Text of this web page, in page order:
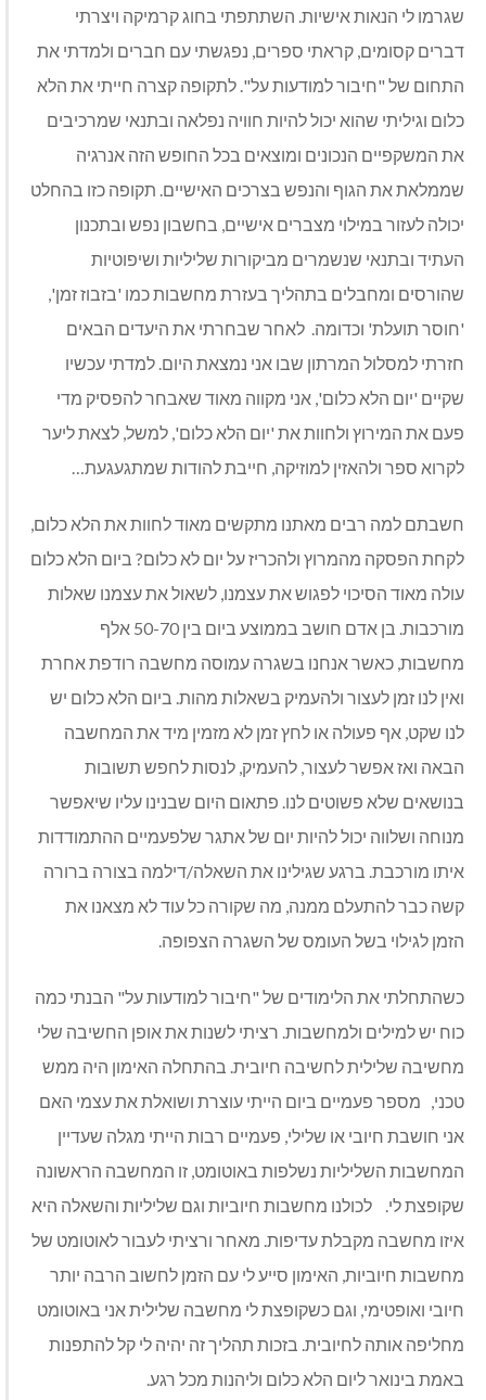
שגרמו לי הנאות אישיות. השתתפתי בחוג קרמיקה ויצרתי
דברים קסומים, קראתי ספרים, נפגשתי עם חברים ולמדתי את
התחום של "חיבור למודעות על". לתקופה קצרה חייתי את הלא
כלום וגיליתי שהוא יכול להיות חוויה נפלאה ובתנאי שמרכיבים
את המשקפיים הנכונים ומוצאים בכל החופש הזה אנרגיה
שממלאת את הגוף והנפש בצרכים האישיים. תקופה כזו בהחלט
יכולה לעזור במילוי מצברים אישיים, בחשבון נפש ובתכנון
העתיד ובתנאי שנשמרים מביקורות שליליות ושיפוטיות
שהורסים ומחבלים בתהליך בעזרת מחשבות כמו 'בזבוז זמן',
'חוסר תועלת' וכדומה. לאחר שבחרתי את היעדים הבאים
חזרתי למסלול המרתון שבו אני נמצאת היום. למדתי עכשיו
שקיים 'יום הלא כלום', אני מקווה מאוד שאבחר להפסיק מדי
פעם את המירוץ ולחוות את 'יום הלא כלום', למשל, לצאת ליער
לקרוא ספר ולהאזין למוזיקה, חייבת להודות שמתגעגעת…
חשבתם למה רבים מאתנו מתקשים מאוד לחוות את הלא כלום,
לקחת הפסקה מהמרוץ ולהכריז על יום לא כלום? ביום הלא כלום
עולה מאוד הסיכוי לפגוש את עצמנו, לשאול את עצמנו שאלות
מורכבות. בן אדם חושב בממוצע ביום בין 50-70 אלף
מחשבות, כאשר אנחנו בשגרה עמוסה מחשבה רודפת אחרת
ואין לנו זמן לעצור ולהעמיק בשאלות מהות. ביום הלא כלום יש
לנו שקט, אף פעולה או לחץ זמן לא מזמין מיד את המחשבה
הבאה ואז אפשר לעצור, להעמיק, לנסות לחפש תשובות
בנושאים שלא פשוטים לנו. פתאום היום שבנינו עליו שיאפשר
מנוחה ושלווה יכול להיות יום של אתגר שלפעמיים ההתמודדות
איתו מורכבת. ברגע שגילינו את השאלה/דילמה בצורה ברורה
קשה כבר להתעלם ממנה, מה שקורה כל עוד לא מצאנו את
הזמן לגילוי בשל העומס של השגרה הצפופה.
כשהתחלתי את הלימודים של "חיבור למודעות על" הבנתי כמה
כוח יש למילים ולמחשבות. רציתי לשנות את אופן החשיבה שלי
מחשיבה שלילית לחשיבה חיובית. בהתחלה האימון היה ממש
טכני, מספר פעמיים ביום הייתי עוצרת ושואלת את עצמי האם
אני חושבת חיובי או שלילי, פעמיים רבות הייתי מגלה שעדיין
המחשבות השליליות נשלפות באוטומט, זו המחשבה הראשונה
שקופצת לי. לכולנו מחשבות חיוביות וגם שליליות והשאלה היא
איזו מחשבה מקבלת עדיפות. מאחר ורציתי לעבור לאוטומט של
מחשבות חיוביות, האימון סייע לי עם הזמן לחשוב הרבה יותר
חיובי ואופטימי, וגם כשקופצת לי מחשבה שלילית אני באוטומט
מחליפה אותה לחיובית. בזכות תהליך זה יהיה לי קל להתפנות
באמת בינואר ליום הלא כלום וליהנות מכל רגע.